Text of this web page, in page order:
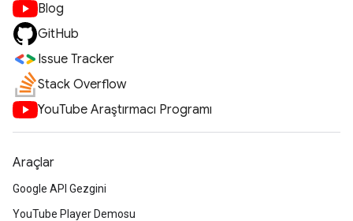
Blog
GitHub
Issue Tracker
Stack Overflow
YouTube Araştırmacı Programı
Araçlar
Google API Gezgini
YouTube Player Demosu